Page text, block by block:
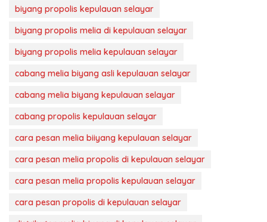
biyang propolis kepulauan selayar
biyang propolis melia di kepulauan selayar
biyang propolis melia kepulauan selayar
cabang melia biyang asli kepulauan selayar
cabang melia biyang kepulauan selayar
cabang propolis kepulauan selayar
cara pesan melia biiyang kepulauan selayar
cara pesan melia propolis di kepulauan selayar
cara pesan melia propolis kepulauan selayar
cara pesan propolis di kepulauan selayar